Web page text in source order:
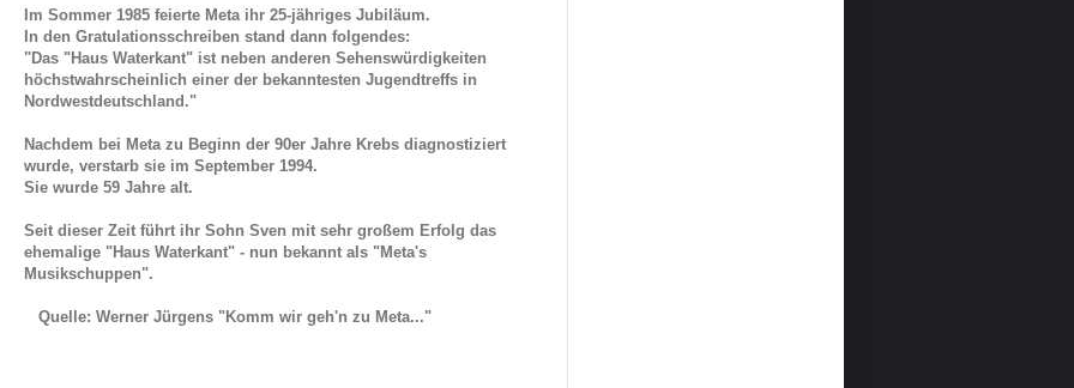
Im Sommer 1985 feierte Meta ihr 25-jähriges Jubiläum.
In den Gratulationsschreiben stand dann folgendes:
"Das "Haus Waterkant" ist neben anderen Sehenswürdigkeiten
höchstwahrscheinlich einer der bekanntesten Jugendtreffs in
Nordwestdeutschland."
Nachdem bei Meta zu Beginn der 90er Jahre Krebs diagnostiziert
wurde, verstarb sie im September 1994.
Sie wurde 59 Jahre alt.
Seit dieser Zeit führt ihr Sohn Sven mit sehr großem Erfolg das
ehemalige "Haus Waterkant" - nun bekannt als "Meta's
Musikschuppen".
Quelle: Werner Jürgens "Komm wir geh'n zu Meta..."